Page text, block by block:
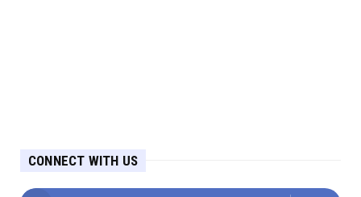
CONNECT WITH US